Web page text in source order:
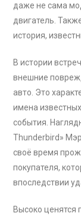
даже не сама
двигатель.
история,
В истории
внешние
авто. Это
имена
события.
Thunderbird»
своё время
покупателя,
впоследствии
Высоко ценятся